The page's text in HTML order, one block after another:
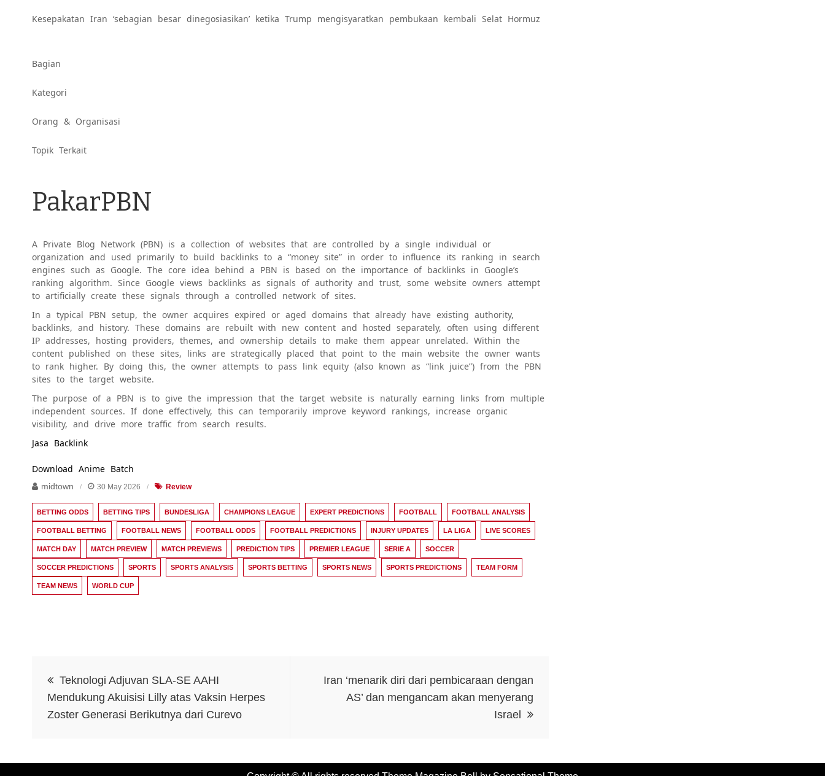
Kesepakatan Iran ‘sebagian besar dinegosiasikan’ ketika Trump mengisyaratkan pembukaan kembali Selat Hormuz
Konten
yang
diberi
serupa:
Bagian
Kategori
Orang & Organisasi
Topik Terkait
PakarPBN
A Private Blog Network (PBN) is a collection of websites that are controlled by a single individual or
organization and used primarily to build backlinks to a “money site” in order to influence its ranking in search
engines such as Google. The core idea behind a PBN is based on the importance of backlinks in Google’s
ranking algorithm. Since Google views backlinks as signals of authority and trust, some website owners attempt
to artificially create these signals through a controlled network of sites.
In a typical PBN setup, the owner acquires expired or aged domains that already have existing authority,
backlinks, and history. These domains are rebuilt with new content and hosted separately, often using different
IP addresses, hosting providers, themes, and ownership details to make them appear unrelated. Within the
content published on these sites, links are strategically placed that point to the main website the owner wants
to rank higher. By doing this, the owner attempts to pass link equity (also known as “link juice”) from the PBN
sites to the target website.
The purpose of a PBN is to give the impression that the target website is naturally earning links from multiple
independent sources. If done effectively, this can temporarily improve keyword rankings, increase organic
visibility, and drive more traffic from search results.
Jasa Backlink
Download Anime Batch
midtown 30 May 2026 Review
BETTING ODDS BETTING TIPS BUNDESLIGA CHAMPIONS LEAGUE EXPERT PREDICTIONS FOOTBALL FOOTBALL ANALYSIS
FOOTBALL BETTING FOOTBALL NEWS FOOTBALL ODDS FOOTBALL PREDICTIONS INJURY UPDATES LA LIGA LIVE SCORES
MATCH DAY MATCH PREVIEW MATCH PREVIEWS PREDICTION TIPS PREMIER LEAGUE SERIE A SOCCER
SOCCER PREDICTIONS SPORTS SPORTS ANALYSIS SPORTS BETTING SPORTS NEWS SPORTS PREDICTIONS TEAM FORM
TEAM NEWS WORLD CUP
Post
navigation
Teknologi Adjuvan SLA-SE AAHI
Mendukung Akuisisi Lilly atas Vaksin Herpes
Zoster Generasi Berikutnya dari Curevo
Iran ‘menarik diri dari pembicaraan dengan
AS’ dan mengancam akan menyerang
Israel